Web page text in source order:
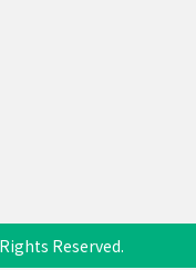
Reserved.